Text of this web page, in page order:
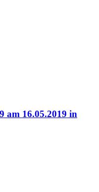
am 16.05.2019 in